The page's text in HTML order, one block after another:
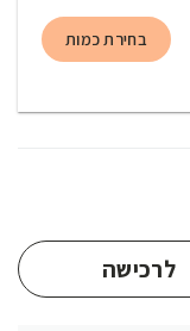
בחירת כמות
לרכישה